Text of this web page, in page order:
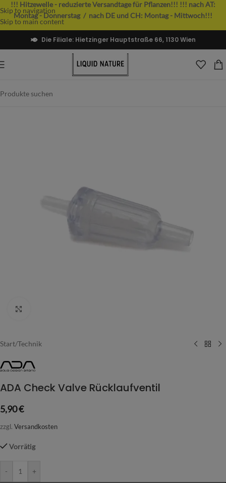
Skip to navigation
Skip to main content
!!! Hitzewelle - reduzierte Versandtage für Pflanzen!!! !!! nach AT:
Montag - Donnerstag / nach DE und CH: Montag - Mittwoch!!!
Die Filiale: Hietzinger Hauptstraße 66, 1130 Wien
Start/Technik
ADA Check Valve Rücklaufventil
5,90€
zzgl. Versandkosten
Vorrätig
- +